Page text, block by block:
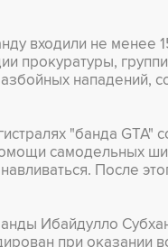
входили не менее
прокуратуры,
нападений,
"банда GTA"
самодельных
После
Ибайдулло
при оказании